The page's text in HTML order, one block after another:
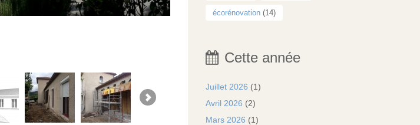
écorénovation(14)
Cette année
Juillet 2026 (1)
Avril 2026 (2)
Mars 2026 (1)